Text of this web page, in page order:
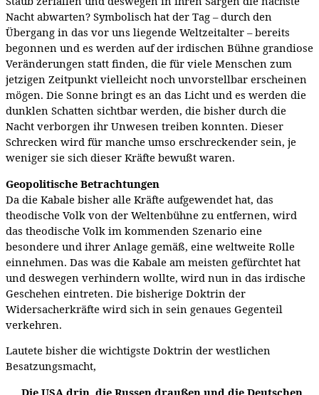
Nacht abwarten? Symbolisch hat der Tag – durch den
Übergang in das vor uns liegende Weltzeitalter – bereits
begonnen und es werden auf der irdischen Bühne grandiose
Veränderungen statt finden, die für viele Menschen zum
jetzigen Zeitpunkt vielleicht noch unvorstellbar erscheinen
mögen. Die Sonne bringt es an das Licht und es werden die
dunklen Schatten sichtbar werden, die bisher durch die
Nacht verborgen ihr Unwesen treiben konnten. Dieser
Schrecken wird für manche umso erschreckender sein, je
weniger sie sich dieser Kräfte bewußt waren.
Geopolitische Betrachtungen
Da die Kabale bisher alle Kräfte aufgewendet hat, das
theodische Volk von der Weltenbühne zu entfernen, wird
das theodische Volk im kommenden Szenario eine
besondere und ihrer Anlage gemäß, eine weltweite Rolle
einnehmen. Das was die Kabale am meisten gefürchtet hat
und deswegen verhindern wollte, wird nun in das irdische
Geschehen eintreten. Die bisherige Doktrin der
Widersacherkräfte wird sich in sein genaues Gegenteil
verkehren.
Lautete bisher die wichtigste Doktrin der westlichen
Besatzungsmacht,